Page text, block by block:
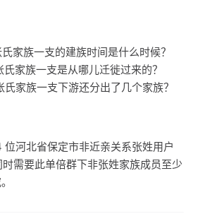
家族一支的建族时间是什么时候？
家族一支是从哪儿迁徙过来的？
家族一支下游还分出了几个家族？
位河北省保定市非近亲关系张姓用户
需要此单倍群下非张姓家族成员至少